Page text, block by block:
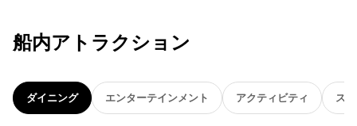
船内アトラクション
ダイニング エンターテインメント アクティビティ ス